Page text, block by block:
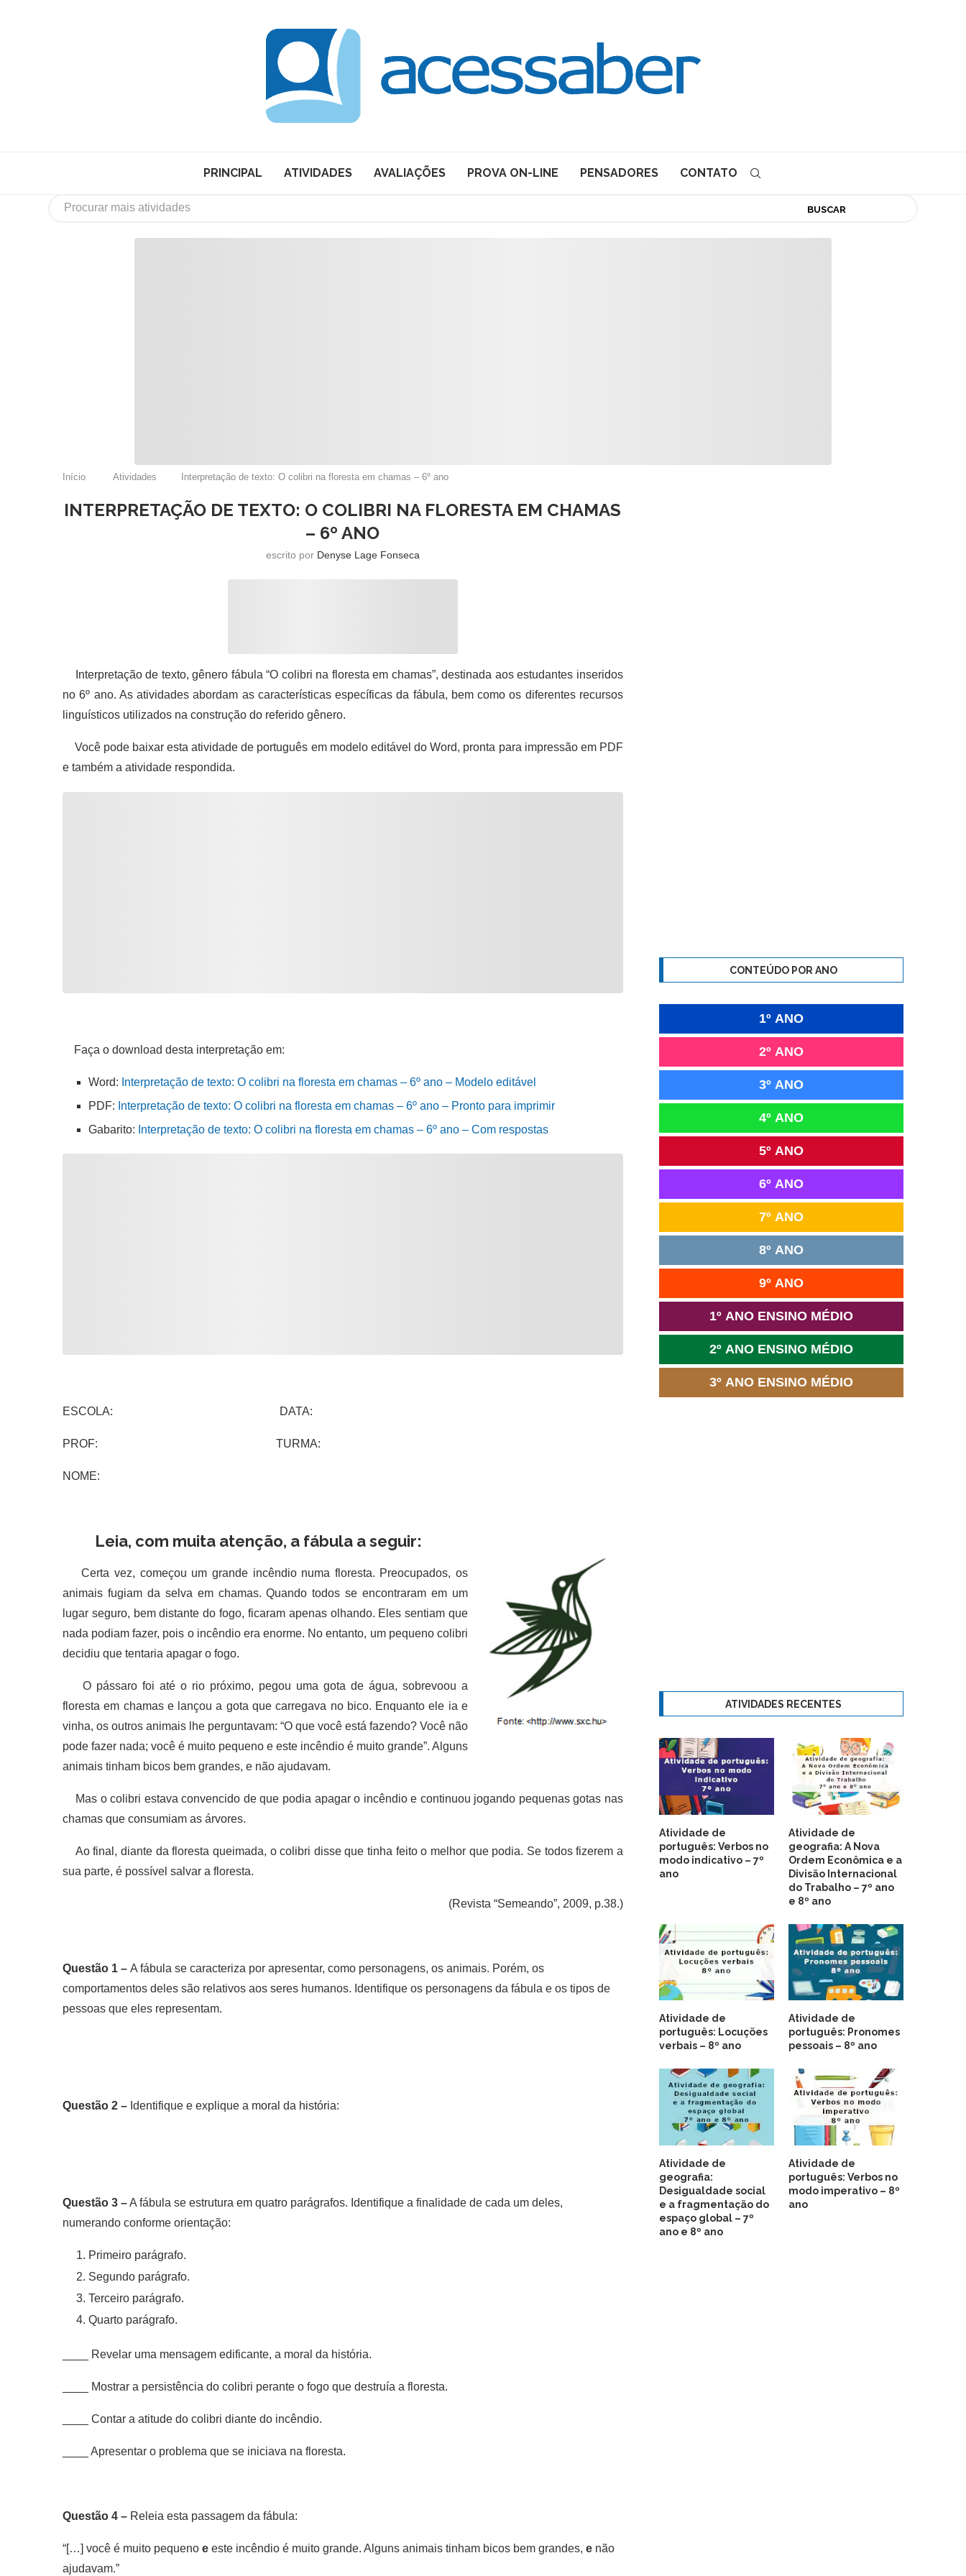
PRINCIPAL ATIVIDADES AVALIAÇÕES PROVA ON-LINE PENSADORES CONTATO
BUSCAR
Início Atividades Interpretação de texto: O colibri na floresta em chamas – 6º ano
INTERPRETAÇÃO DE TEXTO: O COLIBRI NA FLORESTA EM CHAMAS
– 6º ANO
escrito por Denyse Lage Fonseca
Interpretação de texto, gênero fábula “O colibri na floresta em chamas”, destinada aos estudantes inseridos
no 6º ano. As atividades abordam as características específicas da fábula, bem como os diferentes recursos
linguísticos utilizados na construção do referido gênero.
Você pode baixar esta atividade de português em modelo editável do Word, pronta para impressão em PDF
e também a atividade respondida.
Faça o download desta interpretação em:
Word: Interpretação de texto: O colibri na floresta em chamas – 6º ano – Modelo editável
PDF: Interpretação de texto: O colibri na floresta em chamas – 6º ano – Pronto para imprimir
Gabarito: Interpretação de texto: O colibri na floresta em chamas – 6º ano – Com respostas
ESCOLA: DATA:
PROF: TURMA:
NOME:
Leia, com muita atenção, a fábula a seguir:
Certa vez, começou um grande incêndio numa floresta. Preocupados, os
animais fugiam da selva em chamas. Quando todos se encontraram em um
lugar seguro, bem distante do fogo, ficaram apenas olhando. Eles sentiam que
nada podiam fazer, pois o incêndio era enorme. No entanto, um pequeno colibri
decidiu que tentaria apagar o fogo.
O pássaro foi até o rio próximo, pegou uma gota de água, sobrevoou a
floresta em chamas e lançou a gota que carregava no bico. Enquanto ele ia e
vinha, os outros animais lhe perguntavam: “O que você está fazendo? Você não
pode fazer nada; você é muito pequeno e este incêndio é muito grande”. Alguns
animais tinham bicos bem grandes, e não ajudavam.
Mas o colibri estava convencido de que podia apagar o incêndio e continuou jogando pequenas gotas nas
chamas que consumiam as árvores.
Ao final, diante da floresta queimada, o colibri disse que tinha feito o melhor que podia. Se todos fizerem a
sua parte, é possível salvar a floresta.
(Revista “Semeando”, 2009, p.38.)
Questão 1 – A fábula se caracteriza por apresentar, como personagens, os animais. Porém, os
comportamentos deles são relativos aos seres humanos. Identifique os personagens da fábula e os tipos de
pessoas que eles representam.
Questão 2 – Identifique e explique a moral da história:
Questão 3 –A fábula se estrutura em quatro parágrafos. Identifique a finalidade de cada um deles,
numerando conforme orientação:
Primeiro parágrafo.
Segundo parágrafo.
Terceiro parágrafo.
Quarto parágrafo.
____ Revelar uma mensagem edificante, a moral da história.
____ Mostrar a persistência do colibri perante o fogo que destruía a floresta.
____ Contar a atitude do colibri diante do incêndio.
____ Apresentar o problema que se iniciava na floresta.
Questão 4 – Releia esta passagem da fábula:
“[…] você é muito pequeno e este incêndio é muito grande. Alguns animais tinham bicos bem grandes, e não
ajudavam.”
CONTEÚDO POR ANO
1º ANO
2º ANO
3º ANO
4º ANO
5º ANO
6º ANO
7º ANO
8º ANO
9º ANO
1º ANO ENSINO MÉDIO
2º ANO ENSINO MÉDIO
3º ANO ENSINO MÉDIO
ATIVIDADES RECENTES
Atividade de
português: Verbos no
modo indicativo – 7º
ano
Atividade de
geografia: A Nova
Ordem Econômica e a
Divisão Internacional
do Trabalho – 7º ano
e 8º ano
Atividade de
português: Locuções
verbais – 8º ano
Atividade de
português: Pronomes
pessoais – 8º ano
Atividade de
geografia:
Desigualdade social
e a fragmentação do
espaço global – 7º
ano e 8º ano
Atividade de
português: Verbos no
modo imperativo – 8º
ano